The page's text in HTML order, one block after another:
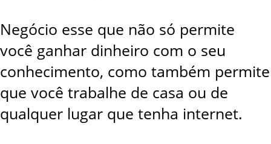
Negócio esse que não só permite
você ganhar dinheiro com o seu
conhecimento, como também permite
que você trabalhe de casa ou de
qualquer lugar que tenha internet.